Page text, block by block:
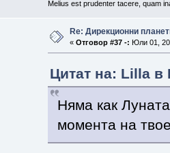
Melius est prudenter tacere, quam
Re: Дирекционни
« Отговор #37 -: Юли 01,
Цитат на: Lilla в
Няма как
момента на